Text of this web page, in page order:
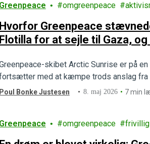
Greenpeace omgreenpeace
Hvorfor Greenpeace stævnede ud med
Flotilla for at sejle til Gaza,
skibet Arctic Sunrise er på
med at kæmpe trods anslag fra
Poul Bonke Justesen 8. maj 2026 7 min
Greenpeace omgreenpeace frivillig